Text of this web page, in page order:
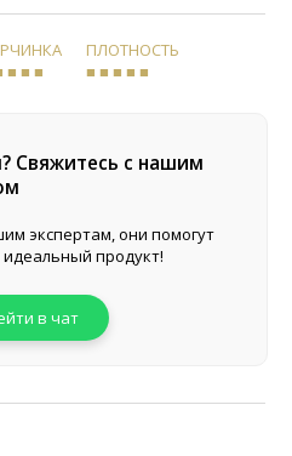
■ ■ ■
ПЛОТНОСТЬ
■ ■ ■ ■ ■
Свяжитесь с нашим
экспертам, они помогут
продукт!
в чат